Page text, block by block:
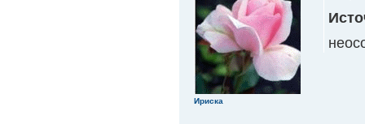
Ириска